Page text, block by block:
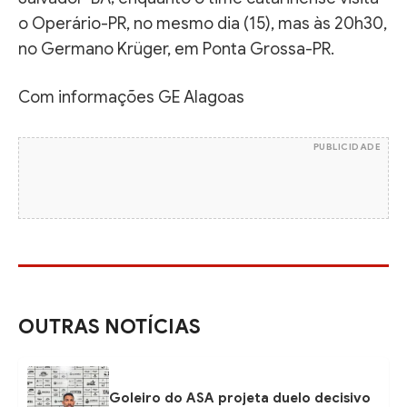
o Operário-PR, no mesmo dia (15), mas às 20h30,
no Germano Krüger, em Ponta Grossa-PR.
Com informações GE Alagoas
PUBLICIDADE
OUTRAS NOTÍCIAS
Goleiro do ASA projeta duelo decisivo